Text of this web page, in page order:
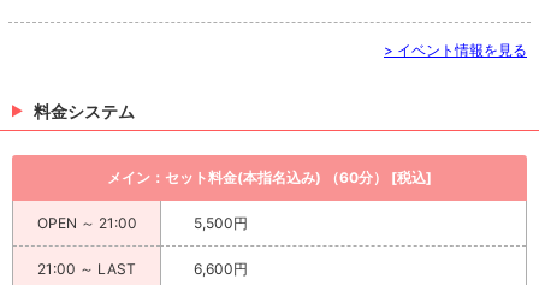
> イベント情報を見る
料金システム
メイン：セット料金(本指名込み) （60分） [税込]
OPEN ～ 21:00 5,500円
21:00 ～ LAST 6,600円